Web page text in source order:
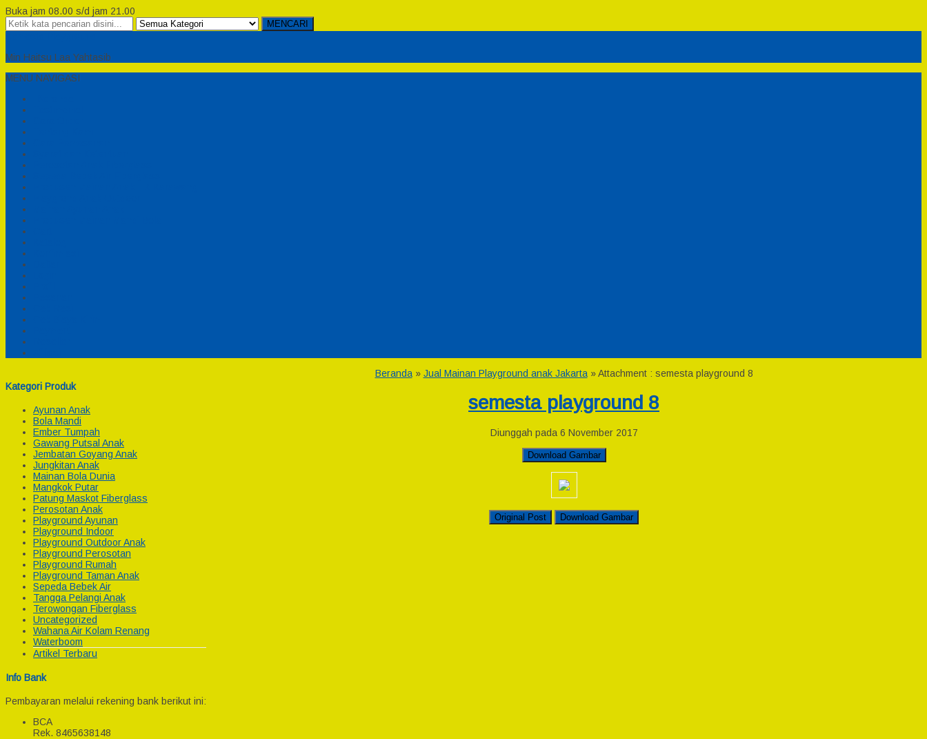
Buka jam 08.00 s/d jam 21.00
MENCARI
Min Haitsu Laa Yahtasib
MENU NAVIGASI
Kategori Produk
Ayunan Anak
Bola Mandi
Ember Tumpah
Gawang Putsal Anak
Jembatan Goyang Anak
Jungkitan Anak
Mainan Bola Dunia
Mangkok Putar
Patung Maskot Fiberglass
Perosotan Anak
Playground Ayunan
Playground Indoor
Playground Outdoor Anak
Playground Perosotan
Playground Rumah
Playground Taman Anak
Sepeda Bebek Air
Tangga Pelangi Anak
Terowongan Fiberglass
Uncategorized
Wahana Air Kolam Renang
Waterboom
Artikel Terbaru
Info Bank
Pembayaran melalui rekening bank berikut ini:
BCA
Rek. 8465638148
Beranda» Jual Mainan Playground anak Jakarta» Attachment : semesta playground 8
semesta playground 8
Diunggah pada 6 November 2017
Download Gambar
Original Post Download Gambar